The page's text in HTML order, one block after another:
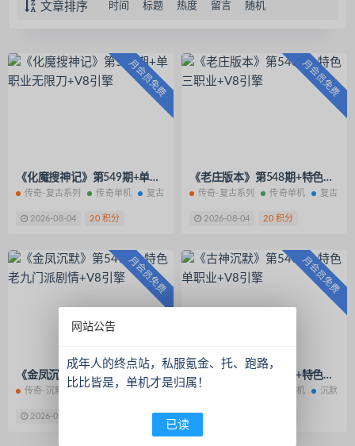
文章排序 时间 标题 热度 留言 随机
月会员免费
《化魔搜神记》第549期+单职业无限刀+V8引擎
传奇-复古系列 传奇单机 复古系列
2026-08-04 20 积分
月会员免费
《老庄版本》第548期+特色三职业+V8引擎
传奇-复古系列 传奇单机 复古系
2026-08-04 20 积分
月会员免费
《金凤沉默》第547期+特色老九门派剧情+V8引擎
传奇-沉默系列 传奇单机 沉默系列
2026-08-04
月会员免费
《古神沉默》第546期+特色单职业+V8引擎
传奇单机 沉默系
2026-08-04
网站公告
成年人的终点站，私服氪金、托、跑路，
比比皆是，单机才是归属！
已读